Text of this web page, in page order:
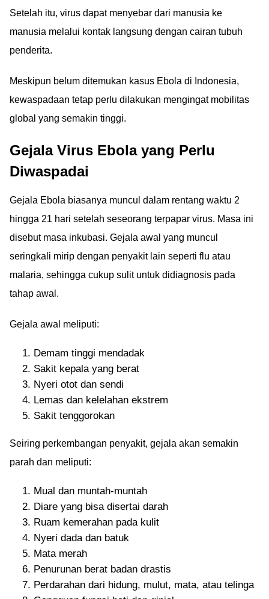
Setelah itu, virus dapat menyebar dari manusia ke
manusia melalui kontak langsung dengan cairan tubuh
penderita.
Meskipun belum ditemukan kasus Ebola di Indonesia,
kewaspadaan tetap perlu dilakukan mengingat mobilitas
global yang semakin tinggi.
Gejala Virus Ebola yang Perlu
Diwaspadai
Gejala Ebola biasanya muncul dalam rentang waktu 2
hingga 21 hari setelah seseorang terpapar virus. Masa ini
disebut masa inkubasi. Gejala awal yang muncul
seringkali mirip dengan penyakit lain seperti flu atau
malaria, sehingga cukup sulit untuk didiagnosis pada
tahap awal.
Gejala awal meliputi:
Demam tinggi mendadak
Sakit kepala yang berat
Nyeri otot dan sendi
Lemas dan kelelahan ekstrem
Sakit tenggorokan
Seiring perkembangan penyakit, gejala akan semakin
parah dan meliputi:
Mual dan muntah-muntah
Diare yang bisa disertai darah
Ruam kemerahan pada kulit
Nyeri dada dan batuk
Mata merah
Penurunan berat badan drastis
Perdarahan dari hidung, mulut, mata, atau telinga